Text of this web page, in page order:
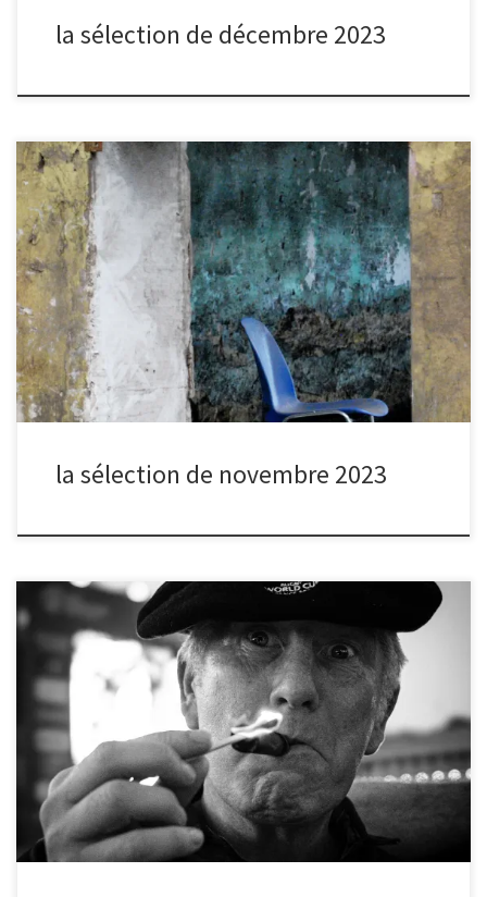
la sélection de décembre 2023
Après chaque séance de partage, nous organisons un vote
électronique pour sélectionner la photo du mois, à la suite de
quoi le ou la photographe du mois est interviewé.
la sélection de novembre 2023
Après chaque séance de partage, nous organisons un vote
électronique pour sélectionner la photo du mois, à la suite de
quoi le ou la photographe du mois est interviewé.